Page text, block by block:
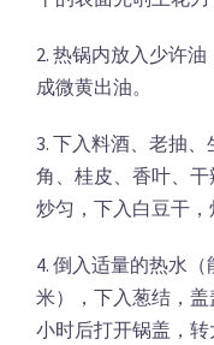
2. 热锅内放入少许
成微黄出油。
3. 下入料酒、老抽
角、桂皮、香叶、干
炒匀，下入白豆干，
4. 倒入适量的热水
米），下入葱结，
小时后打开锅盖，转